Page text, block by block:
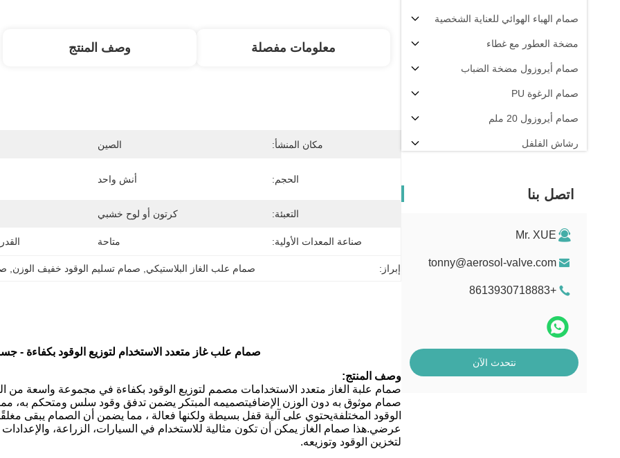
صمام الهباء الهوائي للعناية الشخصية
مضخة العطور مع غطاء
صمام أيروزول مضخة الضباب
صمام الرغوة PU
صمام أيروزول 20 ملم
رشاش الفلفل
اتصل بنا
Mr. XUE
tonny@aerosol-valve.com
+8613930718883
نتحدث الآن
معلومات مفصلة وصف المنتج
مكان المنشأ: الصين
الحجم: أنش واحد
التعبئة: كرتون أو لوح خشبي
صناعة المعدات الأولية: متاحة
إبراز: صمام علب الغاز البلاستيكي صمام تسليم الوقود خفيف الوزن
صمام علب غاز متعدد الاستخدام لتوزيع الوقود بكفاءة -
وصف المنتج:
صمام علبة الغاز متعدد الاستخدامات مصمم لتوزيع الوقود بكفاءة في مجموعة واسعة من
صمام موثوق به دون الوزن الإضافيتصميمه المبتكر يضمن تدفق وقود سلس ومتحكم به،
الوقود المختلفةيحتوي على آلية قفل بسيطة ولكنها فعالة ، مما يضمن أن الصمام يبقى
عرضي.هذا صمام الغاز يمكن أن تكون مثالية للاستخدام في السيارات، الزراعة،
لتخزين الوقود وتوزيعه.